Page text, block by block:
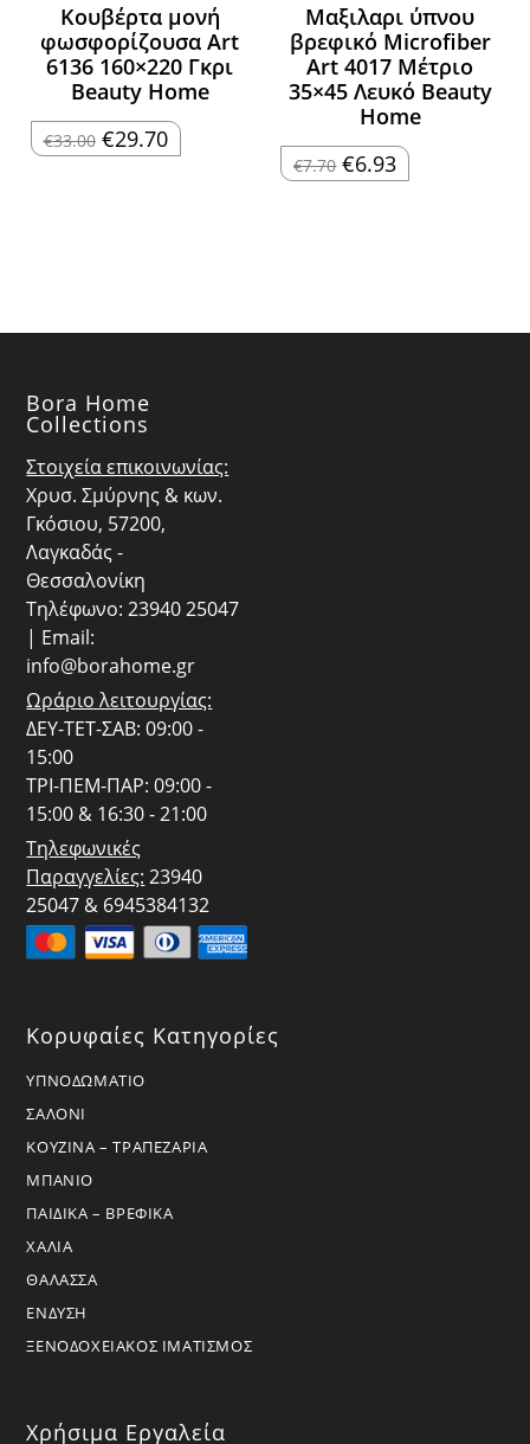
Κουβέρτα μονή
φωσφορίζουσα Art
6136 160×220 Γκρι
Beauty Home
€33.00 Original
price
€29.70Η
τρέχουσα
Μαξιλαρι ύπνου
βρεφικό Microfiber
Art 4017 Μέτριο
35×45 Λευκό Beauty
Home
€7.70 Original
price
€6.93 Η
τρέχουσα
Bora Home
Collections
Στοιχεία επικοινωνίας:
Χρυσ. Σμύρνης & κων.
Γκόσιου, 57200,
Λαγκαδάς -
Θεσσαλονίκη
Τηλέφωνο: 23940 25047
| Email:
info@borahome.gr
Ωράριο λειτουργίας:
ΔΕΥ-ΤΕΤ-ΣΑΒ: 09:00 -
15:00
ΤΡΙ-ΠΕΜ-ΠΑΡ: 09:00 -
15:00 & 16:30 - 21:00
Τηλεφωνικές
Παραγγελίες: 23940
25047 & 6945384132
Κορυφαίες Κατηγορίες
ΥΠΝΟΔΩΜΑΤΙΟ
ΣΑΛΟΝΙ
ΚΟΥΖΙΝΑ – ΤΡΑΠΕΖΑΡΙΑ
ΜΠΑΝΙΟ
ΠΑΙΔΙΚΑ – ΒΡΕΦΙΚΑ
ΧΑΛΙΑ
ΘΑΛΑΣΣΑ
ΕΝΔΥΣΗ
ΞΕΝΟΔΟΧΕΙΑΚΟΣ ΙΜΑΤΙΣΜΟΣ
Χρήσιμα Εργαλεία